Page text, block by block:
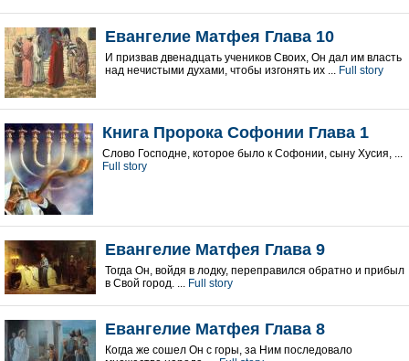
Евангелие Матфея Глава 10
И призвав двенадцать учеников Своих, Он дал им власть
над нечистыми духами, чтобы изгонять их ... Full story
Книга Пророка Софонии Глава 1
Слово Господне, которое было к Софонии, сыну Хусия, ...
Full story
Евангелие Матфея Глава 9
Тогда Он, войдя в лодку, переправился обратно и прибыл
в Свой город. ... Full story
Евангелие Матфея Глава 8
Когда же сошел Он с горы, за Ним последовало